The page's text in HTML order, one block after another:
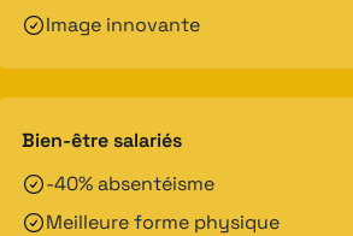
Image innovante
Bien-être salariés
-40% absentéisme
Meilleure forme physique